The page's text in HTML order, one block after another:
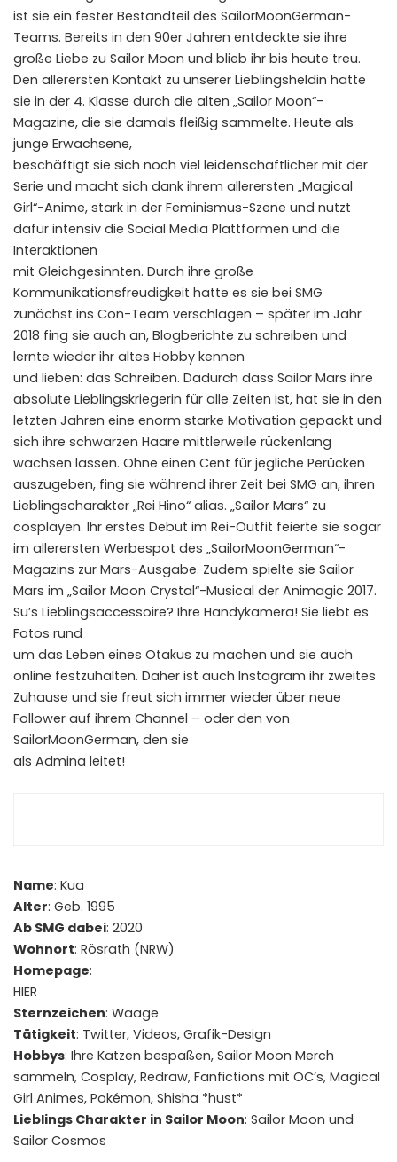
ist sie ein fester Bestandteil des SailorMoonGerman-
Teams. Bereits in den 90er Jahren entdeckte sie ihre
große Liebe zu Sailor Moon und blieb ihr bis heute treu.
Den allerersten Kontakt zu unserer Lieblingsheldin hatte
sie in der 4. Klasse durch die alten „Sailor Moon“-
Magazine, die sie damals fleißig sammelte. Heute als
junge Erwachsene,
beschäftigt sie sich noch viel leidenschaftlicher mit der
Serie und macht sich dank ihrem allerersten „Magical
Girl“-Anime, stark in der Feminismus-Szene und nutzt
dafür intensiv die Social Media Plattformen und die
Interaktionen
mit Gleichgesinnten. Durch ihre große
Kommunikationsfreudigkeit hatte es sie bei SMG
zunächst ins Con-Team verschlagen – später im Jahr
2018 fing sie auch an, Blogberichte zu schreiben und
lernte wieder ihr altes Hobby kennen
und lieben: das Schreiben. Dadurch dass Sailor Mars ihre
absolute Lieblingskriegerin für alle Zeiten ist, hat sie in den
letzten Jahren eine enorm starke Motivation gepackt und
sich ihre schwarzen Haare mittlerweile rückenlang
wachsen lassen. Ohne einen Cent für jegliche Perücken
auszugeben, fing sie während ihrer Zeit bei SMG an, ihren
Lieblingscharakter „Rei Hino“ alias. „Sailor Mars“ zu
cosplayen. Ihr erstes Debüt im Rei-Outfit feierte sie sogar
im allerersten Werbespot des „SailorMoonGerman“-
Magazins zur Mars-Ausgabe. Zudem spielte sie Sailor
Mars im „Sailor Moon Crystal“-Musical der Animagic 2017.
Su’s Lieblingsaccessoire? Ihre Handykamera! Sie liebt es
Fotos rund
um das Leben eines Otakus zu machen und sie auch
online festzuhalten. Daher ist auch Instagram ihr zweites
Zuhause und sie freut sich immer wieder über neue
Follower auf ihrem Channel – oder den von
SailorMoonGerman, den sie
als Admina leitet!
Name: Kua
Alter: Geb. 1995
Ab SMG dabei: 2020
Wohnort: Rösrath (NRW)
Homepage:
HIER
Sternzeichen: Waage
Tätigkeit: Twitter, Videos, Grafik-Design
Hobbys: Ihre Katzen bespaßen, Sailor Moon Merch
sammeln, Cosplay, Redraw, Fanfictions mit OC’s, Magical
Girl Animes, Pokémon, Shisha *hust*
Lieblings Charakter in Sailor Moon: Sailor Moon und
Sailor Cosmos